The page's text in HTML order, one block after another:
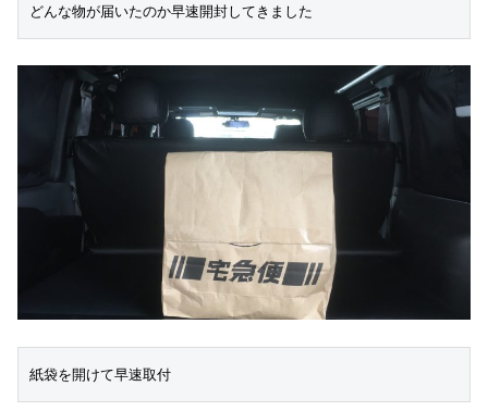
どんな物が届いたのか早速開封してきました
紙袋を開けて早速取付